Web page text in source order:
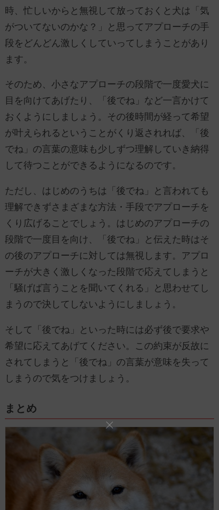
時、忙しいからと無視して放っておくと犬は「気
がついてないのかな？」と思ってアプローチの手
段をどんどん激しくしていってしまうことがあり
ます。
そのため、小さなアプローチの段階で一度愛犬に
目を向けてあげたり、「後でね」など一言かけて
おくようにしましょう。その後時間が経って希望
が叶えられるということがくり返されれば、「後
でね」の言葉の意味も少しずつ理解していき納得
して待つことができるようになるのです。
ただし、はじめのうちは「後でね」と言われても
理解できずさまざまな方法・手段でアプローチを
くり広げることでしょう。はじめのアプローチの
段階で一度目を向け、「後でね」と伝えた時はそ
の後のアプローチに対しては無視します。アプロ
ーチが大きく激しくなった段階で応えてしまうと
「騒げば言うことを聞いてくれる」と思わせてし
まうので決してしないようにしましょう。
そして「後でね」といった時には必ず後で要求や
希望に応えてあげてください。この約束が反故に
されてしまうと「後でね」の言葉が意味を失って
しまうので気をつけましょう。
まとめ